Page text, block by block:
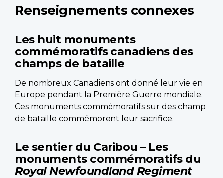
Renseignements connexes
Les huit monuments
commémoratifs canadiens des
champs de bataille
De nombreux Canadiens ont donné leur vie en
Europe pendant la Première Guerre mondiale.
Ces monuments commémoratifs sur des champ
de bataille commémorent leur sacrifice.
Le sentier du Caribou – Les
monuments commémoratifs du
Royal Newfoundland Regiment